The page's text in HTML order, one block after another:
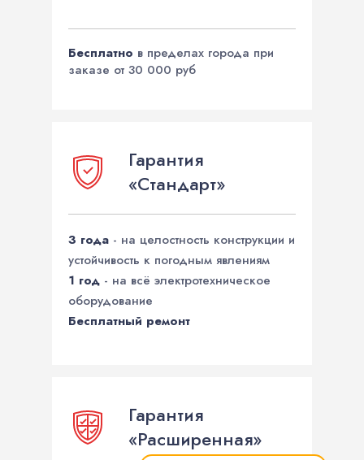
Бесплатно в пределах города при
заказе от 30 000 руб
Гарантия
«Стандарт»
3 года - на целостность конструкции и
устойчивость к погодным явлениям
1 год - на всё электротехническое
оборудование
Бесплатный ремонт
Гарантия
«Расширенная»